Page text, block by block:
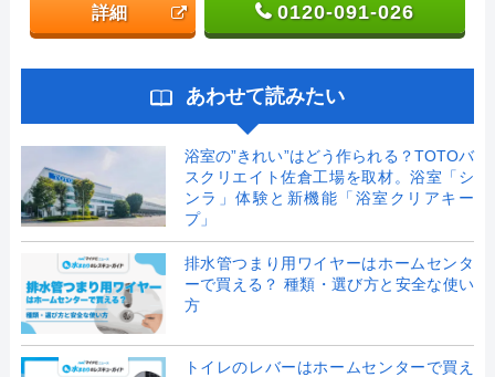
詳細 0120-091-026
あわせて読みたい
浴室の”きれい”はどう作られる？TOTOバ
スクリエイト佐倉工場を取材。浴室「シ
ンラ」体験と新機能「浴室クリアキー
プ」
排水管つまり用ワイヤーはホームセンタ
ーで買える？ 種類・選び方と安全な使い
方
トイレのレバーはホームセンターで買え